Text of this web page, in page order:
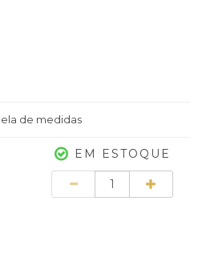
de medidas
EM ESTOQUE